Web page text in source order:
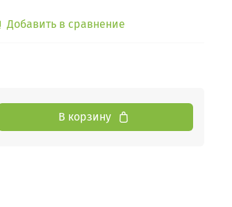
Добавить в сравнение
В корзину